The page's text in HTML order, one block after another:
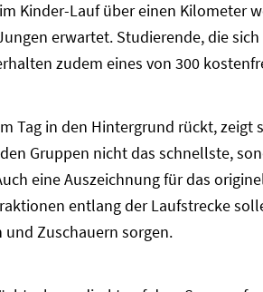
Kinder-Lauf über einen Kilometer
erwartet. Studierende, die
zudem eines von 300
Tag in den Hintergrund rückt, zeigt
Gruppen nicht das schnellste,
eine Auszeichnung für das
entlang der Laufstrecke
Zuschauern sorgen.